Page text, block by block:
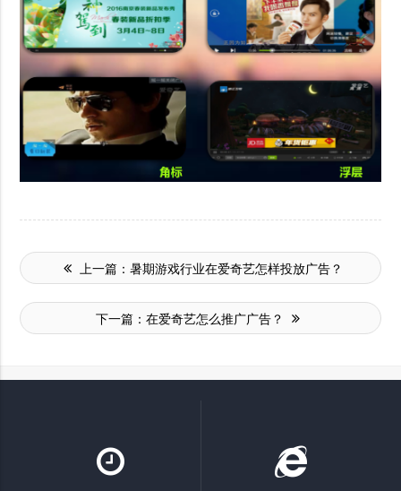
上一篇： 暑期游戏行业在爱奇艺怎样投放广告？
下一篇：在爱奇艺怎么推广广告？